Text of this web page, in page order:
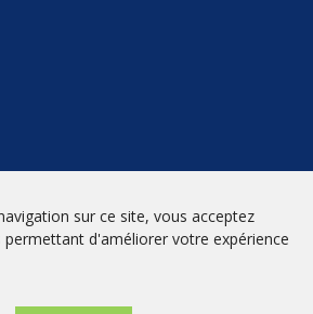
sur ce site, vous acceptez
d'améliorer votre expérience